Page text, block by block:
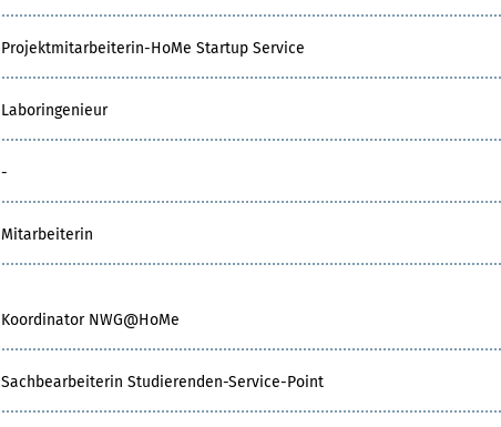
Projektmitarbeiterin-HoMe Startup Service
Laboringenieur
-
Mitarbeiterin
Koordinator NWG@HoMe
Sachbearbeiterin Studierenden-Service-Point